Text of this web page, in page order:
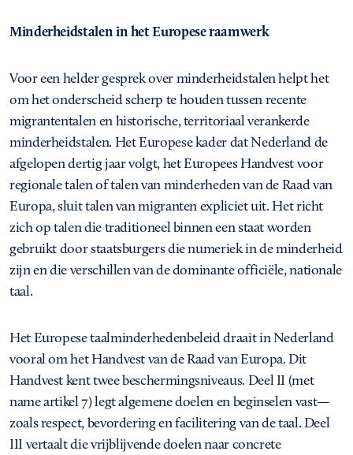
Minderheidstalen in het Europese raamwerk
Voor een helder gesprek over minderheidstalen helpt het
om het onderscheid scherp te houden tussen recente
migrantentalen en historische, territoriaal verankerde
minderheidstalen. Het Europese kader dat Nederland de
afgelopen dertig jaar volgt, het Europees Handvest voor
regionale talen of talen van minderheden van de Raad van
Europa, sluit talen van migranten expliciet uit. Het richt
zich op talen die traditioneel binnen een staat worden
gebruikt door staatsburgers die numeriek in de minderheid
zijn en die verschillen van de dominante officiële, nationale
taal.
Het Europese taalminderhedenbeleid draait in Nederland
vooral om het Handvest van de Raad van Europa. Dit
Handvest kent twee beschermingsniveaus. Deel II (met
name artikel 7) legt algemene doelen en beginselen vast—
zoals respect, bevordering en facilitering van de taal. Deel
III vertaalt die vrijblijvende doelen naar concrete